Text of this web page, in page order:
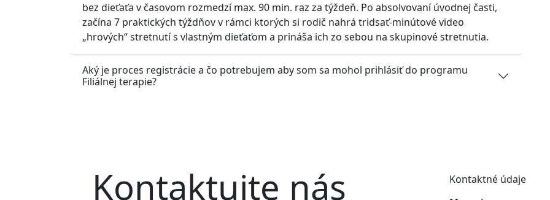
bez dieťaťa v časovom rozmedzí max. 90 min. raz za týždeň. Po absolvovaní úvodnej časti,
začína 7 praktických týždňov v rámci ktorých si rodič nahrá tridsať-minútové video
„hrových“ stretnutí s vlastným dieťaťom a prináša ich zo sebou na skupinové stretnutia.
Aký je proces registrácie a čo potrebujem aby som sa mohol prihlásiť do programu
Filiálnej terapie?
Kontaktujte nás
Kontaktné údaje